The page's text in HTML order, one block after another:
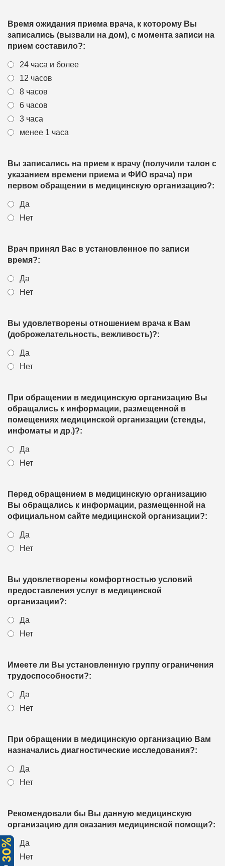
Время ожидания приема врача, к которому Вы
записались (вызвали на дом), с момента записи на
прием составило?:
24 часа и более
12 часов
8 часов
6 часов
3 часа
менее 1 часа
Вы записались на прием к врачу (получили талон с
указанием времени приема и ФИО врача) при
первом обращении в медицинскую организацию?:
Да
Нет
Врач принял Вас в установленное по записи
время?:
Да
Нет
Вы удовлетворены отношением врача к Вам
(доброжелательность, вежливость)?:
Да
Нет
При обращении в медицинскую организацию Вы
обращались к информации, размещенной в
помещениях медицинской организации (стенды,
инфоматы и др.)?:
Да
Нет
Перед обращением в медицинскую организацию
Вы обращались к информации, размещенной на
официальном сайте медицинской организации?:
Да
Нет
Вы удовлетворены комфортностью условий
предоставления услуг в медицинской
организации?:
Да
Нет
Имеете ли Вы установленную группу ограничения
трудоспособности?:
Да
Нет
При обращении в медицинскую организацию Вам
назначались диагностические исследования?:
Да
Нет
Рекомендовали бы Вы данную медицинскую
организацию для оказания медицинской помощи?:
Да
Нет